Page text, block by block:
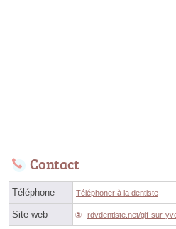
Contact
Téléphone Téléphoner à la dentiste
Site web rdvdentiste.net/gif-sur-